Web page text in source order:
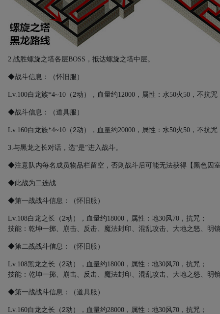
2.战胜螺旋之塔各层BOSS ，抵达螺旋之塔中层。
◆战斗信息：（怀旧服）
Lv.100白龙族*4~10 （ 2动） ，血量约12000 ，属性：水50火 50 ，不抗
◆战斗信息：（道具服）
Lv.160白龙族*4~10 （ 2动） ，血量约20000 ，属性：水50火 50 ，不抗
3.与黑龙之长对话，选“是”进入战斗。
◆注意队内每名成员物品栏留空，否则战斗后可能无法获得【黑色囚
◆此战为二连战
◆第一战战斗信息：（怀旧服）
Lv.108白龙之长 （ 2动） ，血量约18000 ，属性：地30风70 ，抗咒；
技能：乾坤一掷、崩击、反击、魔法封印、混乱攻击、大地之怒、明
◆第二战战斗信息：（怀旧服）
Lv.108黑龙之长 （ 2动） ，血量约18000 ，属性：地30风70 ，抗咒；
技能：乾坤一掷、崩击、反击、魔法封印、混乱攻击、大地之怒、明
◆第一战战斗信息：（道具服）
Lv.160白龙之长 （ 2动） ，血量约28000 ，属性：地30风70 ，抗咒；